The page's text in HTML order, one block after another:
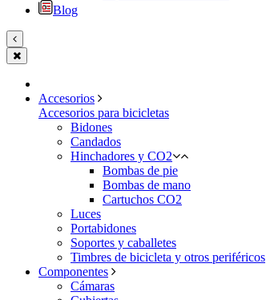
Blog
Accesorios
Accesorios para bicicletas
Bidones
Candados
Hinchadores y CO2
Bombas de pie
Bombas de mano
Cartuchos CO2
Luces
Portabidones
Soportes y caballetes
Timbres de bicicleta y otros periféricos
Componentes
Cámaras